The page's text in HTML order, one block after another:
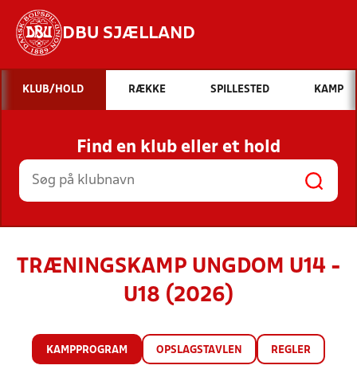
DBU SJÆLLAND
Hvad vil du søge efter?
INDHOLD OG NYHEDER
STILLINGER, RESULTATER, KLUBBER OG
HOLD
KLUB/HOLD RÆKKE SPILLESTED KAMP
Find en klub eller et hold
TRÆNINGSKAMP UNGDOM U14 -
U18 (2026)
KAMPPROGRAM OPSLAGSTAVLEN REGLER